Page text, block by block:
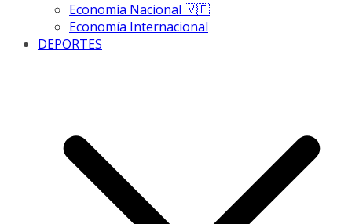
Economía Nacional 🇻🇪
Economía Internacional
DEPORTES